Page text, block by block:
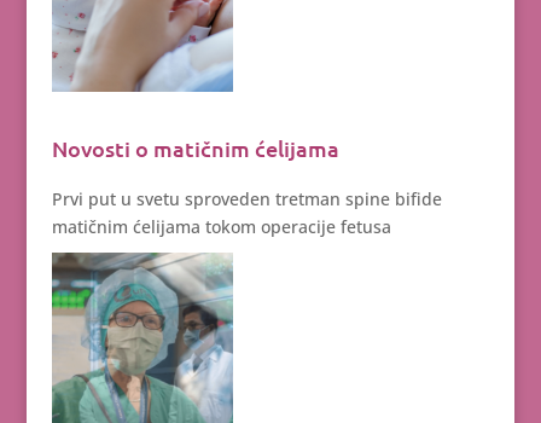
Novosti o matičnim ćelijama
Prvi put u svetu sproveden tretman spine bifide
matičnim ćelijama tokom operacije fetusa